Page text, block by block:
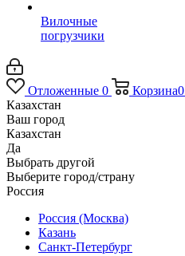
Вилочные
погрузчики
Отложенные 0 Корзина0
Казахстан
Ваш город
Казахстан
Да
Выбрать другой
Выберите город/страну
Россия
Россия (Москва)
Казань
Санкт-Петербург